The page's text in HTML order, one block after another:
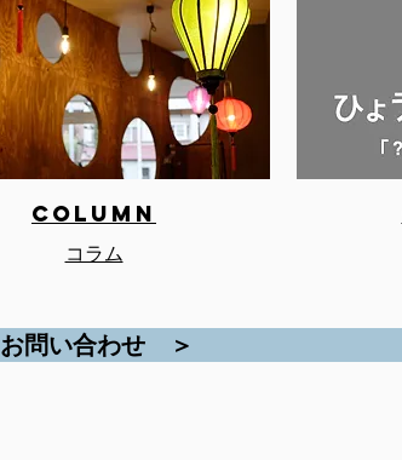
COLUMN
コラム
お問い合わせ ＞